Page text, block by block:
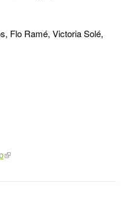
Flo Ramé, Victoria Solé,